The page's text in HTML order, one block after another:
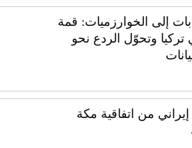
إلى الخوارزميات: قمة
تركيا وتحوّل الردع نحو
من اتفاقية مكة